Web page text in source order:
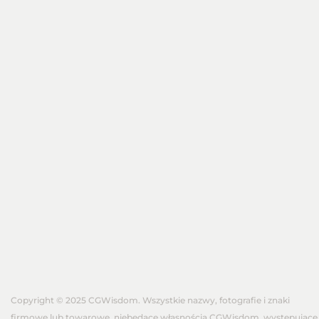
Copyright © 2025 CGWisdom. Wszystkie nazwy, fotografie i znaki